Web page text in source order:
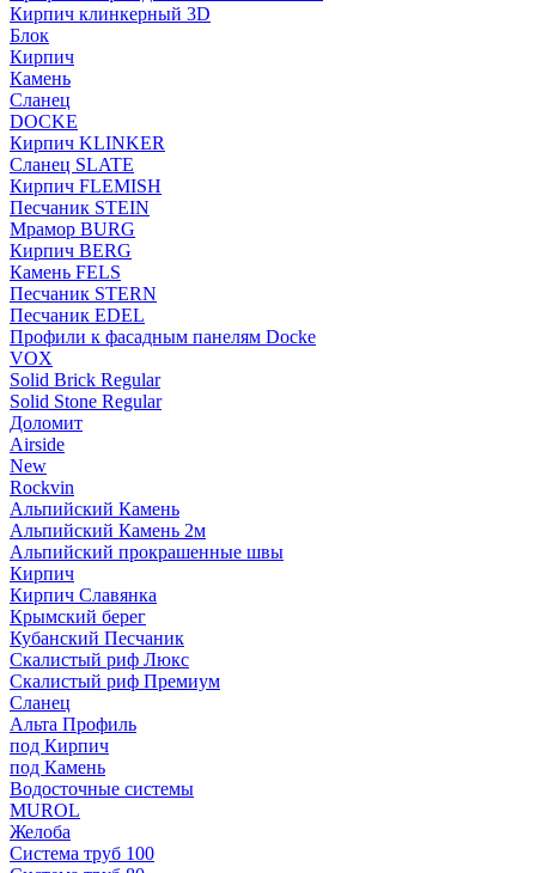
Кирпич клинкерный 3D
Блок
Кирпич
Камень
Сланец
DOCKE
Кирпич KLINKER
Сланец SLATE
Кирпич FLEMISH
Пес­ча­ник STEIN
Мрамор BURG
Кирпич BERG
Камень FELS
Пес­ча­ник STERN
Пес­ча­ник EDEL
Профили к фасадным панелям Docke
VOX
Solid Brick Regular
Solid Stone Regular
Доломит
Airside
New
Rockvin
Альпийский Камень
Альпийский Камень 2м
Альпийский прокрашенные швы
Кирпич
Кирпич Славянка
Крымский берег
Кубанский Песчаник
Скалистый риф Люкс
Скалистый риф Премиум
Сланец
Альта Профиль
под Кирпич
под Камень
Водосточные системы
MUROL
Желоба
Система труб 100